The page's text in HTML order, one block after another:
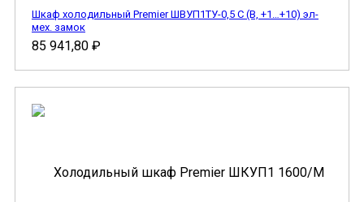
Шкаф холодильный Premier ШВУП1ТУ-0,5 С (В, +1…+10) эл-
мех. замок
85 941,80 ₽